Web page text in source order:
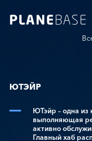
ЮТЭЙР
ЮТэйр – одна из
выполняющая
активно
Главный хаб